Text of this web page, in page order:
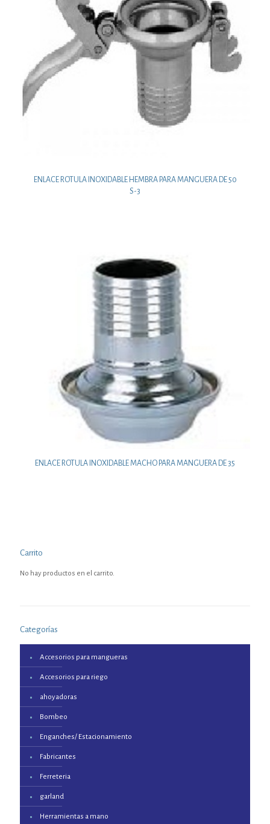
ENLACE ROTULA INOXIDABLE HEMBRA PARA MANGUERA DE 50
S-3
ENLACE ROTULA INOXIDABLE MACHO PARA MANGUERA DE 35
Carrito
No hay productos en el carrito.
Categorías
Accesorios para mangueras
Accesorios para riego
ahoyadoras
Bombeo
Enganches/ Estacionamiento
Fabricantes
Ferreteria
garland
Herramientas a mano